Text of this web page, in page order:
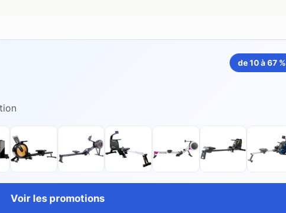
de 10 à 67 %
Voir les promotions